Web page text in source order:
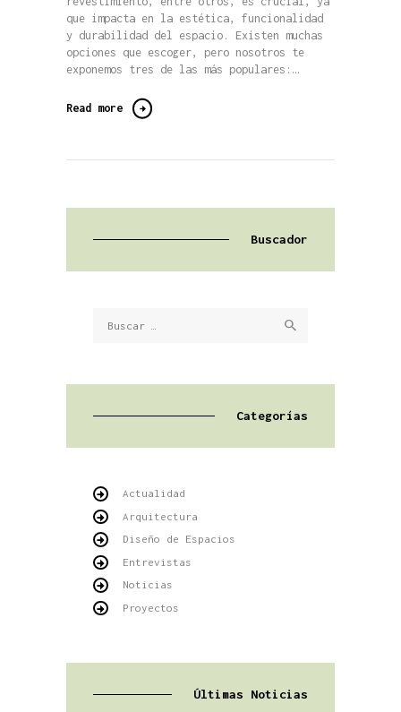
que impacta en la estética, funcionalidad
y durabilidad del espacio. Existen muchas
opciones que escoger, pero nosotros te
exponemos tres de las más populares:…
Read more
Buscador
Categorías
Actualidad
Arquitectura
Diseño de Espacios
Entrevistas
Noticias
Proyectos
Últimas Noticias